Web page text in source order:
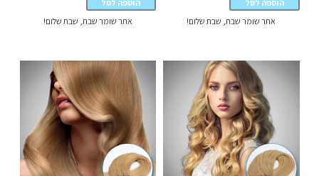
הוספה לסל
אתר שומר שבת, שבת שלום!
הוספה לסל
אתר שומר שבת, שבת שלום!